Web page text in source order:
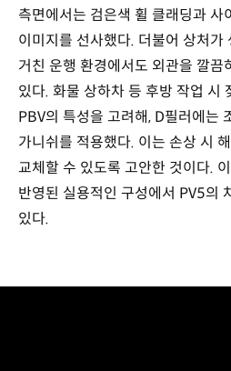
측면에서는 검은색 휠 클래딩과 사
이미지를 선사했다. 더불어 상처가
거친 운행 환경에서도 외관을 깔끔
있다. 화물 상하차 등 후방 작업 시
PBV의 특성을 고려해, D필러에는
가니쉬를 적용했다. 이는 손상 시
교체할 수 있도록 고안한 것이다.
반영된 실용적인 구성에서 PV5의
있다.